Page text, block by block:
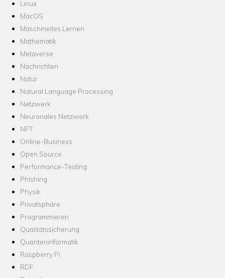
Linux
MacOS
Maschinelles Lernen
Mathematik
Metaverse
Nachrichten
Natur
Natural Language Processing
Netzwerk
Neuronales Netzwerk
NFT
Online-Business
Open Source
Performance-Testing
Phishing
Physik
Privatsphäre
Programmieren
Qualitätssicherung
Quanteninformatik
Raspberry Pi
RDF